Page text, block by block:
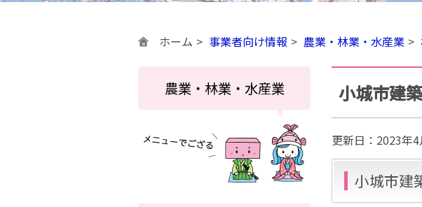
ホーム 事業者向け情報 農業・林業・水産業
小城市建
更新日： 2023年4
小城市建
農業・林業・水産業